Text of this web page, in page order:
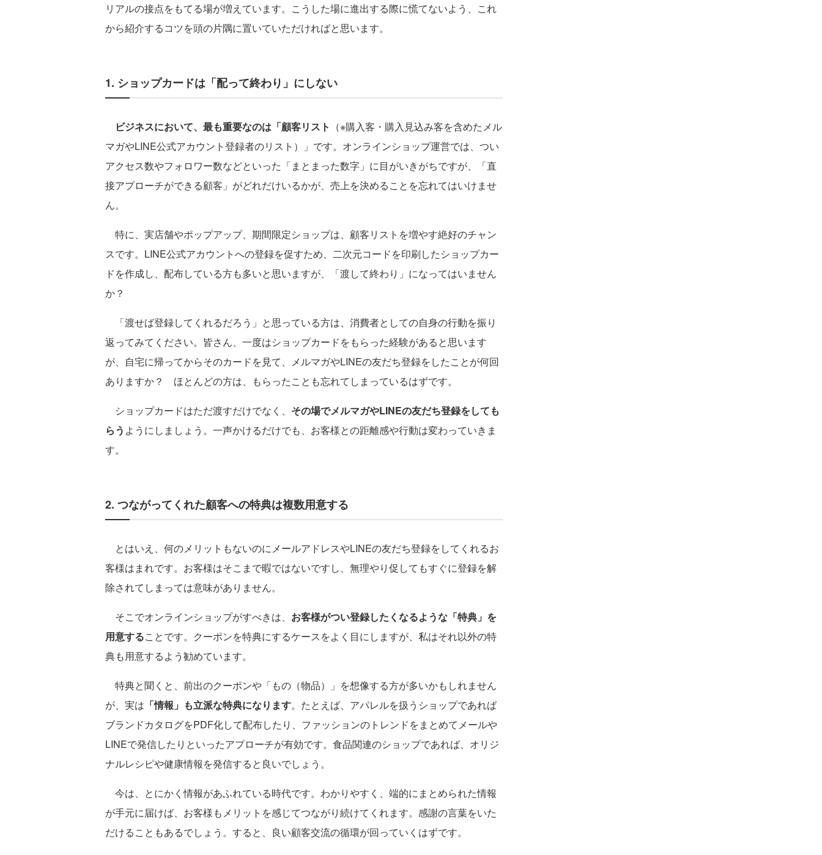
リアルの接点をもてる場が増えています。こうした場に進出する際に慌てないよう、これ
から紹介するコツを頭の片隅に置いていただければと思います。
1. ショップカードは「配って終わり」にしない
ビジネスにおいて、最も重要なのは「顧客リスト （※購入客・購入見込み客を含めたメル
マガやLINE公式アカウント登録者のリスト）」です。オンラインショップ運営では、つい
アクセス数やフォロワー数などといった「まとまった数字」に目がいきがちですが、「直
接アプローチができる顧客」がどれだけいるかが、売上を決めることを忘れてはいけませ
ん。
特に、実店舗やポップアップ、期間限定ショップは、顧客リストを増やす絶好のチャン
スです。LINE公式アカウントへの登録を促すため、二次元コードを印刷したショップカー
ドを作成し、配布している方も多いと思いますが、「渡して終わり」になってはいません
か？
「渡せば登録してくれるだろう」と思っている方は、消費者としての自身の行動を振り
返ってみてください。皆さん、一度はショップカードをもらった経験があると思います
が、自宅に帰ってからそのカードを見て、メルマガやLINEの友だち登録をしたことが何回
ありますか？ ほとんどの方は、もらったことも忘れてしまっているはずです。
ショップカードはただ渡すだけでなく、 その場でメルマガやLINEの友だち登録をしても
らう ようにしましょう。一声かけるだけでも、お客様との距離感や行動は変わっていきま
す。
2. つながってくれた顧客への特典は複数用意する
とはいえ、何のメリットもないのにメールアドレスやLINEの友だち登録をしてくれるお
客様はまれです。お客様はそこまで暇ではないですし、無理やり促してもすぐに登録を解
除されてしまっては意味がありません。
そこでオンラインショップがすべきは、 お客様がつい登録したくなるような「特典」を
用意することです。クーポンを特典にするケースをよく目にしますが、私はそれ以外の特
典も用意するよう勧めています。
特典と聞くと、前出のクーポンや「もの（物品）」を想像する方が多いかもしれません
が、実は 「情報」も立派な特典になります。たとえば、アパレルを扱うショップであれば
ブランドカタログをPDF化して配布したり、ファッションのトレンドをまとめてメールや
LINEで発信したりといったアプローチが有効です。食品関連のショップであれば、オリジ
ナルレシピや健康情報を発信すると良いでしょう。
今は、とにかく情報があふれている時代です。わかりやすく、端的にまとめられた情報
が手元に届けば、お客様もメリットを感じてつながり続けてくれます。感謝の言葉をいた
だけることもあるでしょう。すると、良い顧客交流の循環が回っていくはずです。